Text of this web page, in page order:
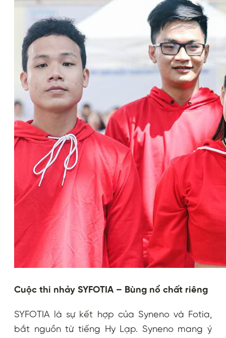
Cuộc thi nhảy SYFOTIA – Bùng nổ chất riêng
SYFOTIA là sự kết hợp của Syneno và Fotia,
bắt nguồn từ tiếng Hy Lạp. Syneno mang ý